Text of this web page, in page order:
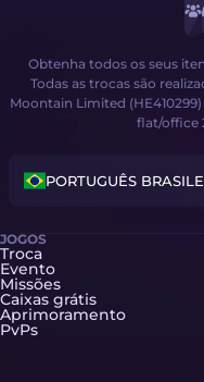
Obtenha todos os seus
Todas as trocas são
Moontain Limited
flat/office
PORTUGUÊS
JOGOS
Troca
Evento
Missões
Caixas grátis
Aprimoramento
PvPs